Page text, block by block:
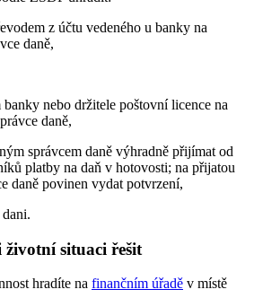
z účtu vedeného u banky na
daně,
nebo držitele poštovní licence na
daně,
správcem daně výhradně přijímat od
platby na daň v hotovosti; na přijatou
daně povinen vydat potvrzení,
situaci řešit
hradíte na finančním úřadě v místě